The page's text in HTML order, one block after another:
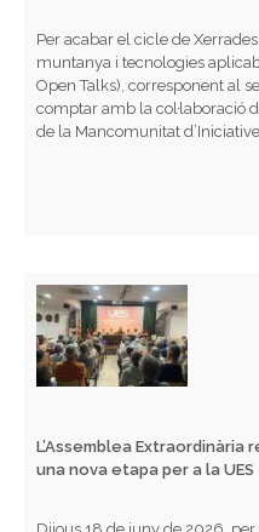
Per acabar el cicle de
muntanya i tecnologies
Open Talks), corresponent al
comptar amb la col·laboració
de la Mancomunitat
L’Assemblea Extraordinària
una nova etapa per a la UES